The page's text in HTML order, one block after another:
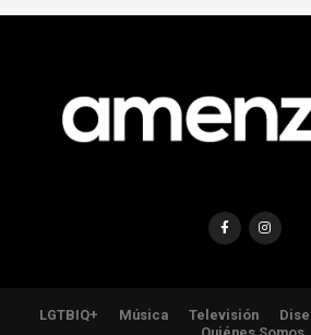
LGTBIQ+ Música Televisión